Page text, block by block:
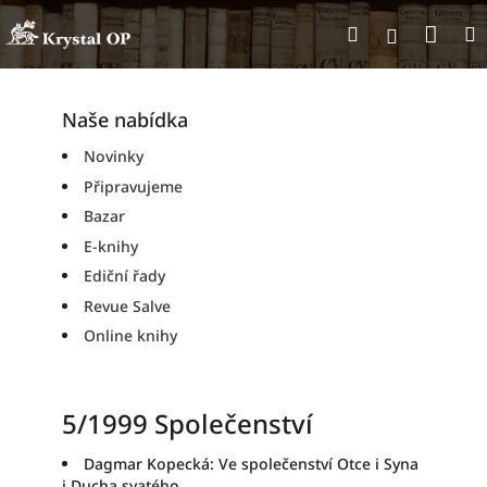
Přejít
na
obsah
Hledat
Naše nabídka
Novinky
Připravujeme
Bazar
E-knihy
Ediční řady
Revue Salve
Online knihy
5/1999 Společenství
Dagmar Kopecká: Ve společenství Otce i Syna